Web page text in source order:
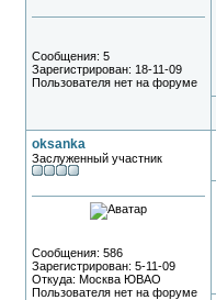
Сообщения: 5
Зарегистрирован: 18-11-09
Пользователя нет на форуме
oksanka
Заслуженный участник
Сообщения: 586
Зарегистрирован: 5-11-09
Откуда: Москва ЮВАО
Пользователя нет на форуме